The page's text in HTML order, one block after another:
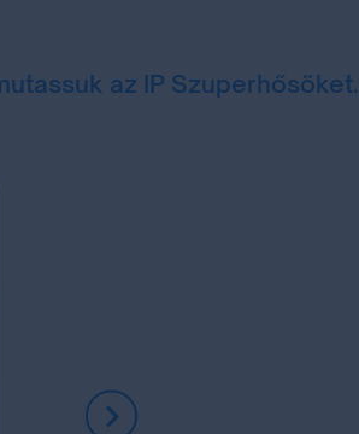
az IP Szuperhősöket.